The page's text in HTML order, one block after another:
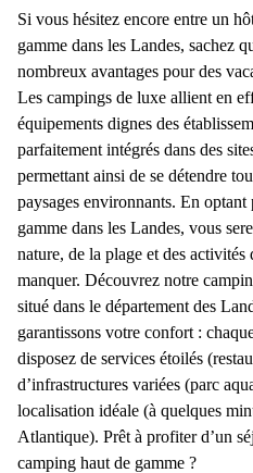
Si vous hésitez encore entre un
gamme dans les Landes, sachez
nombreux avantages pour des
Les campings de luxe allient en
équipements dignes des
parfaitement intégrés dans des
permettant ainsi de se détendre
paysages environnants. En optant
gamme dans les Landes, vous
nature, de la plage et des activités
manquer. Découvrez notre
situé dans le département des
garantissons votre confort :
disposez de services étoilés
d’infrastructures variées (parc
localisation idéale (à quelques
Atlantique). Prêt à profiter d’un
camping haut de gamme ?